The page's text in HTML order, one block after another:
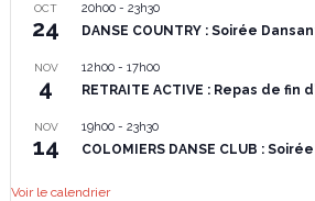
OCT
24
20h00- 23h30
DANSE COUNTRY : Soirée
NOV
4
12h00- 17h00
RETRAITE ACTIVE : Repas de fin
NOV
14
19h00- 23h30
COLOMIERS DANSE CLUB :
Voir le calendrier